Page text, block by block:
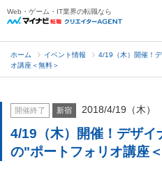
Web・ゲーム・IT業界の転職なら
ホーム イベント情報
4/19（木）開催！
オ講座＜無料＞
開催終了 新宿 2018/4/19（木）
4/19（木）開催！デザ
の"ポートフォリオ講座